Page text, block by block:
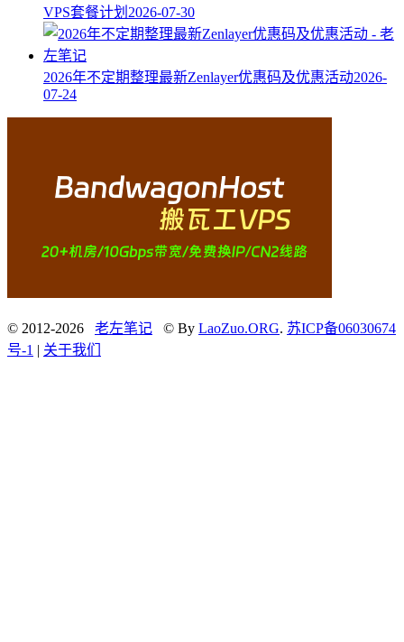
VPS套餐计划 2026-07-30
2026年不定期整理最新Zenlayer优惠码及优惠活动2026-
07-24
© 2012-2026 老左笔记 © By LaoZuo.ORG. 苏ICP备06030674
号-1 | 关于我们